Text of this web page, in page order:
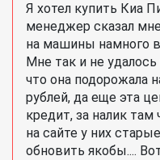
Я хотел купить Киа
менеджер сказал
на машины намного
Мне так и не
что она подорожала
рублей, да еще эта
кредит, за налик
на сайте у них
обновить якобы....